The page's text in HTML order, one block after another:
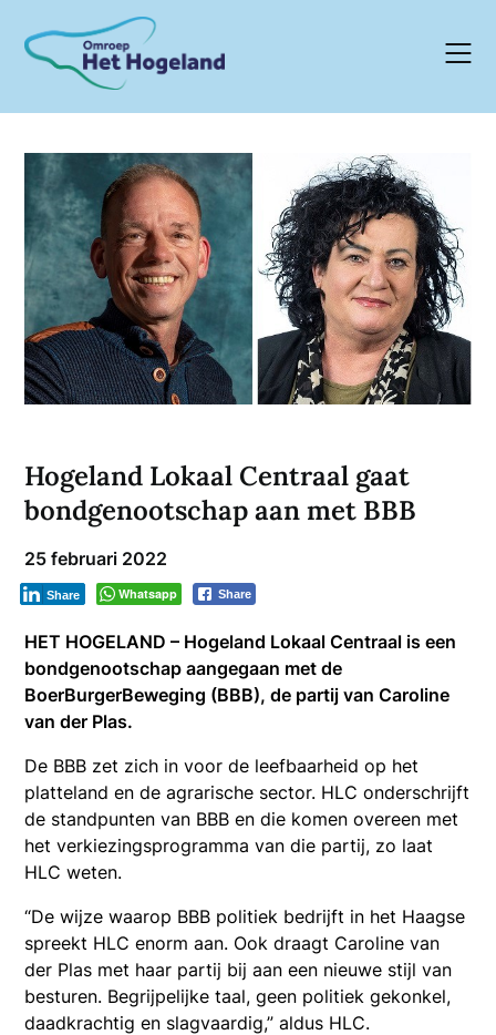
content
Hogeland Lokaal Centraal gaat
bondgenootschap aan met BBB
25 februari 2022
Whatsapp Share
Share
HET HOGELAND – Hogeland Lokaal Centraal is een
bondgenootschap aangegaan met de
BoerBurgerBeweging (BBB), de partij van Caroline
van der Plas.
De BBB zet zich in voor de leefbaarheid op het
platteland en de agrarische sector. HLC onderschrijft
de standpunten van BBB en die komen overeen met
het verkiezingsprogramma van die partij, zo laat
HLC weten.
“De wijze waarop BBB politiek bedrijft in het Haagse
spreekt HLC enorm aan. Ook draagt Caroline van
der Plas met haar partij bij aan een nieuwe stijl van
besturen. Begrijpelijke taal, geen politiek gekonkel,
daadkrachtig en slagvaardig,” aldus HLC.